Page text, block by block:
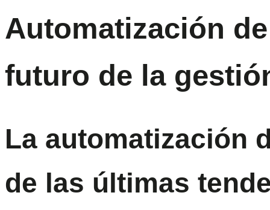
Automatización
futuro de la
La automatización
de las últimas